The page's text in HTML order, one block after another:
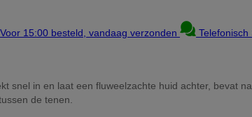
Voor 15:00 besteld, vandaag verzonden Telefonisch
snel in en laat een fluweelzachte huid achter, bevat
de tenen.